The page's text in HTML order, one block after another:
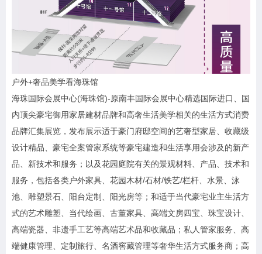
户外+奢品美学看海珠馆
海珠国际会展中心(海珠馆)-原南丰国际会展中心精选国际进口、国
内顶尖豪宅御用家居建材品牌和高奢生活美学相关的生活方式消费
品牌汇集展览，发布展示适于豪门府邸空间的艺奢型家居、收藏级
设计精品、豪宅全案管家系统等豪宅建造和生活享用会涉及的新产
品、新技术和服务；以及花园庭院有关的景观材料、产品、技术和
服务，包括各类户外家具、花园木材/石材/铁艺/栏杆、水景、泳
池、雕塑景石、阳台定制、阳光房等；和适于当代豪宅业主生活方
式的艺术雕塑、当代绘画、古董家具、高端文房四宝、珠宝设计、
高端瓷器、非遗手工艺等高端艺术品和收藏品；私人管家服务、高
端健康管理、定制旅行、名酒窖藏管理等奢华生活方式服务商；高